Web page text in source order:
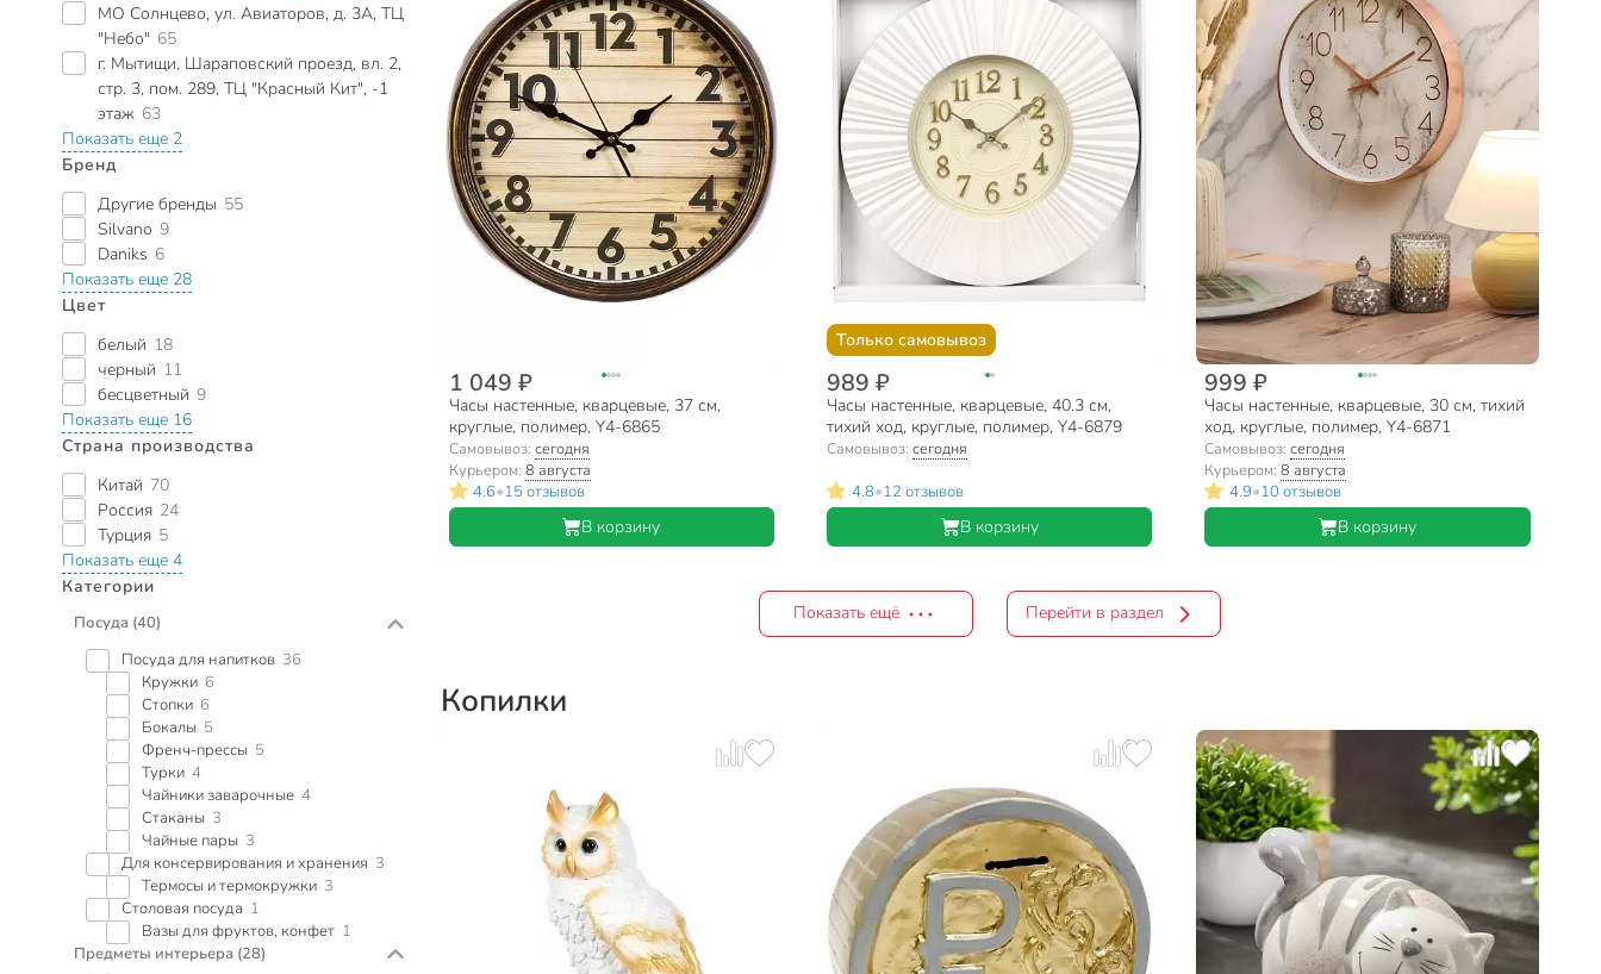
МО Солнцево, ул. Авиаторов, д. 3А, ТЦ
"Небо" 65
г. Мытищи, Шараповский проезд, вл. 2,
стр. 3, пом. 289, ТЦ "Красный Кит", -1
этаж 63
Показать еще 2
Бренд
Другие бренды 55
Silvano 9
Daniks 6
Показать еще 28
Цвет
белый 18
черный 11
бесцветный 9
Показать еще 16
Страна производства
Китай 70
Россия 24
Турция 5
Показать еще 4
Категории
Посуда (40)
Посуда для напитков 36
Кружки 6
Стопки 6
Бокалы 5
Френч-прессы 5
Турки 4
Чайники заварочные 4
Стаканы 3
Чайные пары 3
Для консервирования и хранения 3
Термосы и термокружки 3
Столовая посуда 1
Вазы для фруктов, конфет 1
Предметы интерьера (28)
1 049 ₽
Часы настенные, кварцевые, 37 см,
круглые, полимер, Y4-6865
Самовывоз: сегодня
Курьером: 8 августа
4.6•15 отзывов
В корзину
Только самовывоз
989 ₽
Часы настенные, кварцевые, 40.3 см,
тихий ход, круглые, полимер, Y4-6879
Самовывоз: сегодня
4.8•12 отзывов
В корзину
999 ₽
Часы настенные, кварцевые, 30 см, тихий
ход, круглые, полимер, Y4-6871
Самовывоз:сегодня
Курьером:8 августа
4.9•10 отзывов
В корзину
Показать ещё Перейти в раздел
Копилки